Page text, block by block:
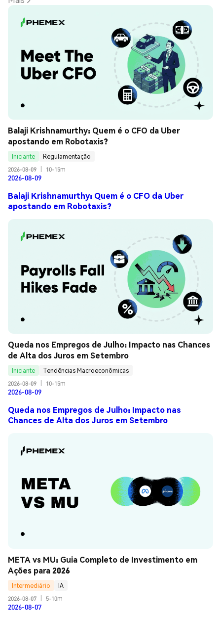
Balaji Krishnamurthy: Quem é o CFO da Uber
apostando em Robotaxis?
Iniciante
Regulamentação
2026-08-09
10-15m
2026-08-09
Balaji Krishnamurthy: Quem é o CFO da Uber
apostando em Robotaxis?
Queda nos Empregos de Julho: Impacto nas Chances
de Alta dos Juros em Setembro
Iniciante
Tendências Macroeconômicas
2026-08-09
10-15m
2026-08-09
Queda nos Empregos de Julho: Impacto nas
Chances de Alta dos Juros em Setembro
META vs MU: Guia Completo de Investimento em
Ações para 2026
Intermediário
IA
2026-08-07
5-10m
2026-08-07